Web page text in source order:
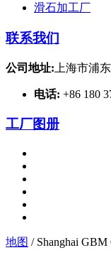
滑石加工厂
联系我们
公司地址: 上海市浦
电话: +86 180
工厂图册
地图 / Shanghai GBM